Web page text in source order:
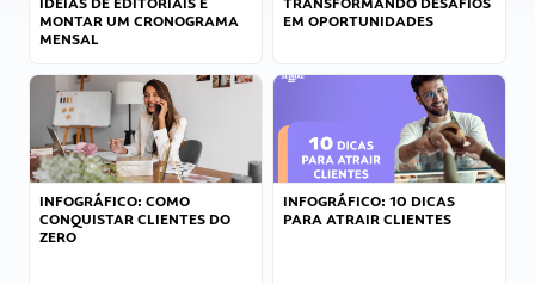
MONTAR UM CRONOGRAMA
MENSAL
EM OPORTUNIDADES
INFOGRÁFICO: COMO
CONQUISTAR CLIENTES DO
ZERO
INFOGRÁFICO: 10 DICAS
PARA ATRAIR CLIENTES